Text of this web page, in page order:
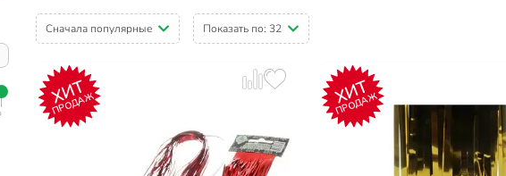
Сначала популярные Показать по: 32
ХИТ
ПРОДАЖ ХИТ
ПРОДАЖ